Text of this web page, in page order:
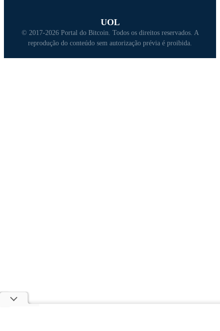
UOL
© 2017-2026 Portal do Bitcoin. Todos os direitos reservados. A
reprodução do conteúdo sem autorização prévia é proibida.